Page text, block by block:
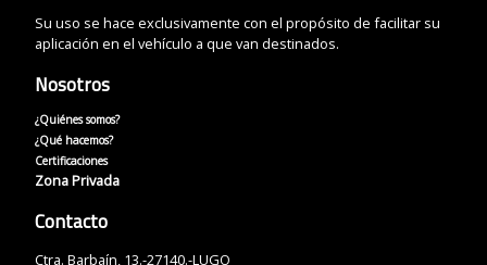
Su uso se hace exclusivamente con el propósito de facilitar su
aplicación en el vehículo a que van destinados.
Nosotros
¿Quiénes somos?
¿Qué hacemos?
Certificaciones
Zona Privada
Contacto
Ctra. Barbaín, 13.-27140.-LUGO